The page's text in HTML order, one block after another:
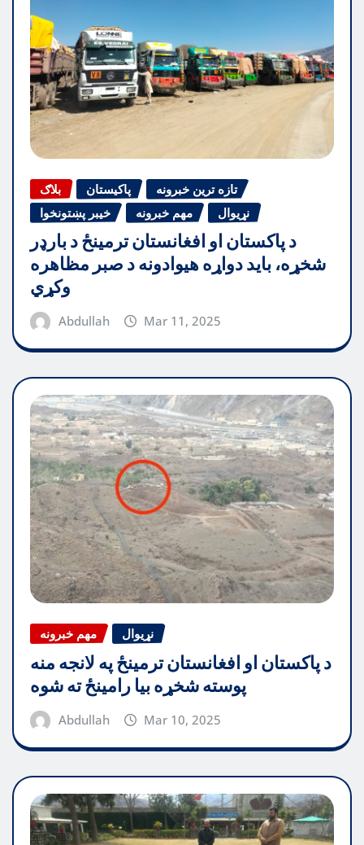
بلاګ پاکیستان
تازه ترین خبرونه
خیبر پښتونخوا
مهم خبرونه نړیوال
د پاکستان او افغانستان ترمینځ د بارډر
شخړه، باید دواړه هیوادونه د صبر مظاهره
وکړي
Abdullah Mar 11, 2025
مهم خبرونه نړیوال
د پاکستان او افغانستان ترمینځ په لانجه منه
پوسته شخړه بیا رامینځ ته شوه
Abdullah Mar 10, 2025